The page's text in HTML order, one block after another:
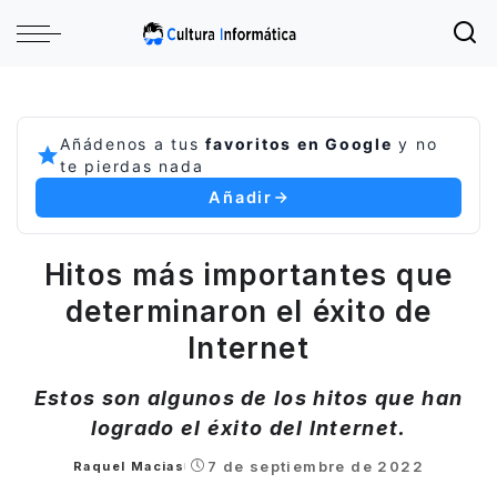
Añádenos a tusfavoritos en Google y no
te pierdas nada
Añadir
Hitos más importantes que
determinaron el éxito de
Internet
Estos son algunos de los hitos que han
logrado el éxito del Internet.
Posted
Raquel Macias 7 de septiembre de 2022